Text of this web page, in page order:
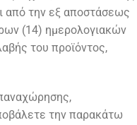
από την εξ αποστάσεως
(14) ημερολογιακών
του προϊόντος,
την παρακάτω